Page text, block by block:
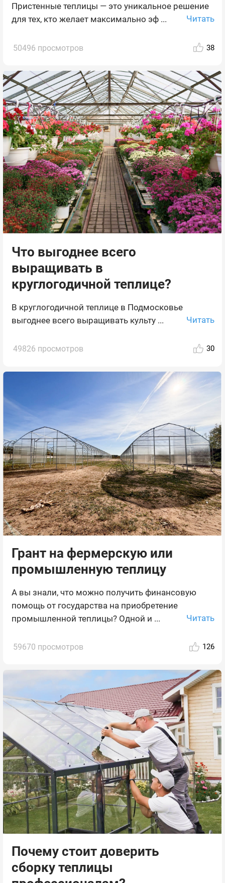
Пристенные теплицы — это уникальное решение
для тех, кто желает максимально эф ...
Читать
50496 просмотров 38
Что выгоднее всего
выращивать в
круглогодичной теплице?
В круглогодичной теплице в Подмосковье
выгоднее всего выращивать культу ...
Читать
49826 просмотров 30
Грант на фермерскую или
промышленную теплицу
А вы знали, что можно получить финансовую
помощь от государства на приобретение
промышленной теплицы? Одной и ...
Читать
59670 просмотров 126
Почему стоит доверить
сборку теплицы